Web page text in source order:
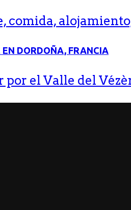
comida,
el Valle del